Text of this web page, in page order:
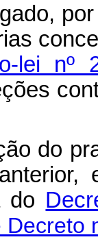
lei nº
do
do
Decreto